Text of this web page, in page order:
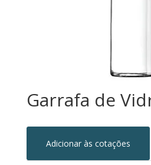
Garrafa de
Adicionar às cotações